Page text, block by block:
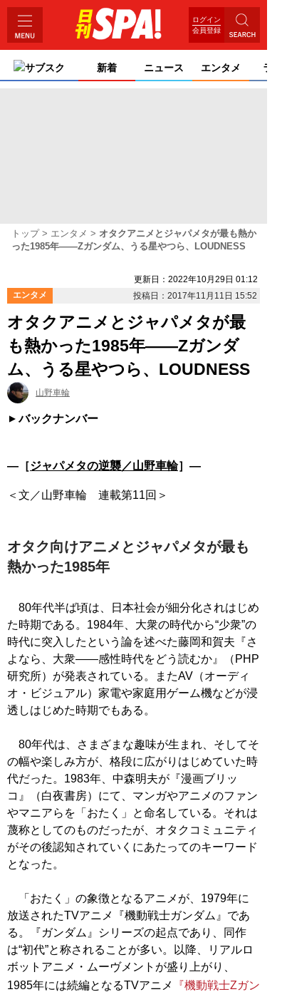
ログイン
会員登録
サブスク 新着 ニュース エンタメ ライ
トップ エンタメ
オタクアニメとジャパメタが最も熱か
った1985年――Zガンダム、うる星やつら、LOUDNESS
更新日：2022年10月29日 01:12
エンタメ
投稿日：2017年11月11日 15:52
オタクアニメとジャパメタが最
も熱かった1985年――Zガンダ
ム、うる星やつら、LOUDNESS
山野車輪
バックナンバー
―［ジャパメタの逆襲／山野車輪］―
＜文／山野車輪 連載第11回＞
オタク向けアニメとジャパメタが最も
熱かった1985年
80年代半ば頃は、日本社会が細分化されはじめ
た時期である。1984年、大衆の時代から“少衆”の
時代に突入したという論を述べた藤岡和賀夫『さ
よなら、大衆――感性時代をどう読むか』（PHP
研究所）が発表されている。またAV（オーディ
オ・ビジュアル）家電や家庭用ゲーム機などが浸
透しはじめた時期でもある。
80年代は、さまざまな趣味が生まれ、そしてそ
の幅や楽しみ方が、格段に広がりはじめていた時
代だった。1983年、中森明夫が『漫画ブリッ
コ』（白夜書房）にて、マンガやアニメのファン
やマニアらを「おたく」と命名している。それは
蔑称としてのものだったが、オタクコミュニティ
がその後認知されていくにあたってのキーワード
となった。
「おたく」の象徴となるアニメが、1979年に
放送されたTVアニメ『機動戦士ガンダム』であ
る。『ガンダム』シリーズの起点であり、同作
は“初代”と称されることが多い。以降、リアルロ
ボットアニメ・ムーヴメントが盛り上がり、
1985年には続編となるTVアニメ
『機動戦士Zガン